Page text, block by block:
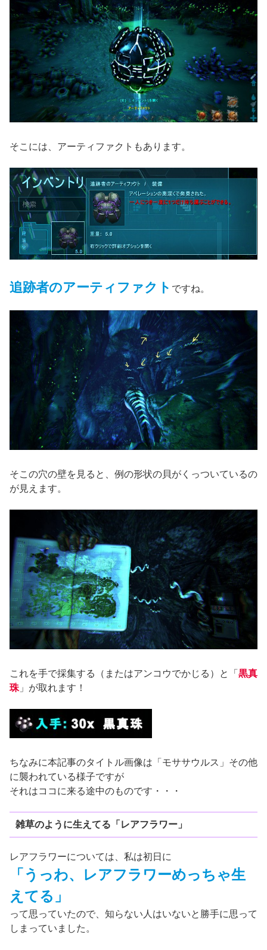
そこには、アーティファクトもあります。
追跡者のアーティファクト ですね。
そこの穴の壁を見ると、例の形状の貝がくっついているの
が見えます。
これを手で採集する（またはアンコウでかじる）と「 黒真
珠 」が取れます！
ちなみに本記事のタイトル画像は「モササウルス」その他
に襲われている様子ですが
それはココに来る途中のものです・・・
雑草のように生えてる「レアフラワー」
レアフラワーについては、私は初日に
「うっわ、レアフラワーめっちゃ生
えてる」
って思っていたので、知らない人はいないと勝手に思って
しまっていました。